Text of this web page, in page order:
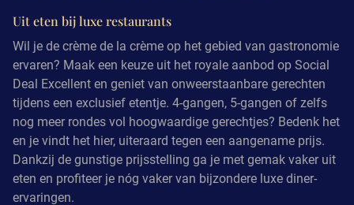
Uit eten bij luxe restaurants
Wil je de crème de la crème op het gebied van gastronomie
ervaren? Maak een keuze uit het royale aanbod op Social
Deal Excellent en geniet van onweerstaanbare gerechten
tijdens een exclusief etentje. 4-gangen, 5-gangen of zelfs
nog meer rondes vol hoogwaardige gerechtjes? Bedenk het
en je vindt het hier, uiteraard tegen een aangename prijs.
Dankzij de gunstige prijsstelling ga je met gemak vaker uit
eten en profiteer je nóg vaker van bijzondere luxe diner-
ervaringen.